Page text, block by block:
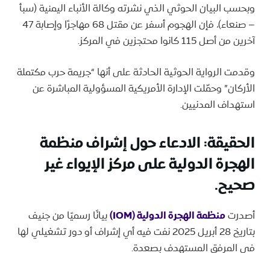
وبحسب البيان الحوثي الذي نشرته وكالة الأنباء اليمنية (سبأ
– صنعاء)، فإن الهجوم أسفر عن مقتل 68 مهاجرًا وإصابة 47
آخرين من أصل 115 كانوا محتجزين في المركز.
وقدمت الرواية الحوثية الحادثة على أنها “جريمة حرب مكتملة
الأركان” وحمّلت الإدارة الأمريكية المسؤولية المباشرة عن
استهداف المدنيين.
الحقيقة:الادعاء حول إشراف منظمة
الهجرة الدولية على مركز الإيواء غير
صحيح.
أصدرتمنظمة الهجرة الدولية (IOM)
بيانًا رسميًا من جنيف
بتاريخ 28 أبريل 2025 نفت فيه أي إشراف أو دور تشغيلي لها
في المرفق المستهدف بصعدة.